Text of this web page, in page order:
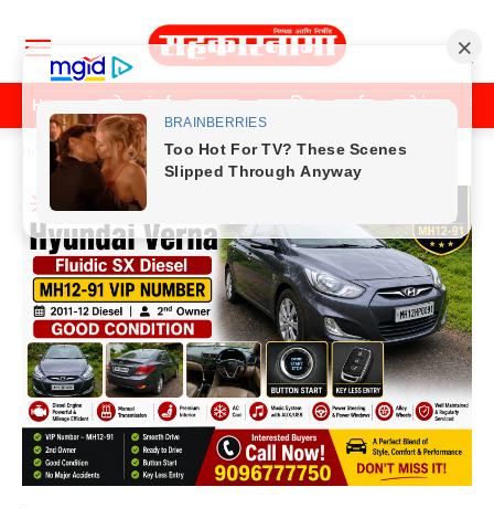
Home पुणे मुंबई महाराष्ट्र राजकीय क्राईम मनोरंजन
Home Previos News